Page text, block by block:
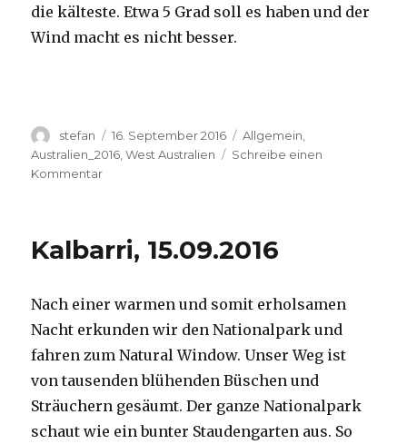
die kälteste. Etwa 5 Grad soll es haben und der
Wind macht es nicht besser.
Autor
stefan
Veröffentlicht
am
16. September 2016 Kategorien
Allgemein
Australien_2016 ,West Australien
Schreibe einen
Kommentarzu
Kalbarri, 15.09.2016
Nach einer warmen und somit erholsamen
Nacht erkunden wir den Nationalpark und
fahren zum Natural Window. Unser Weg ist
von tausenden blühenden Büschen und
Sträuchern gesäumt. Der ganze Nationalpark
schaut wie ein bunter Staudengarten aus. So